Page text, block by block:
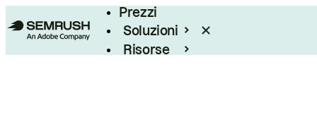
Prezzi
Soluzioni
Risorse